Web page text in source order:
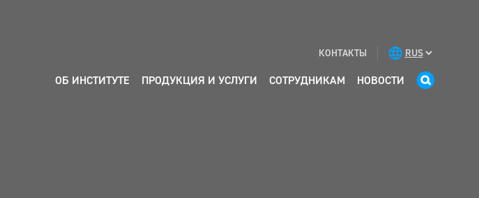
КОНТАКТЫ
ОБ ИНСТИТУТЕ ПРОДУКЦИЯ И УСЛУГИ СОТРУДНИКАМ НОВОСТИ